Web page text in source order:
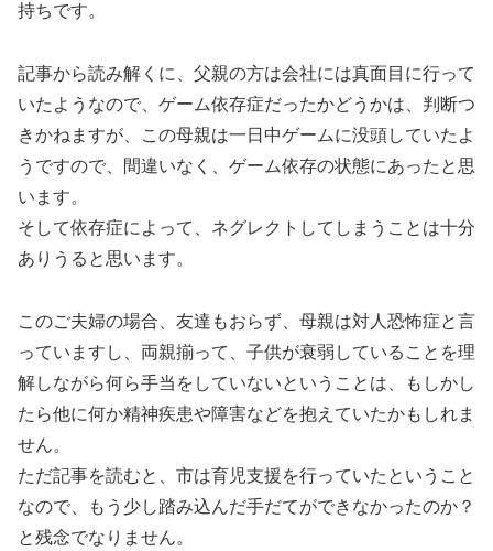
持ちです。
記事から読み解くに、父親の方は会社には真面目に行って
いたようなので、ゲーム依存症だったかどうかは、判断つ
きかねますが、この母親は一日中ゲームに没頭していたよ
うですので、間違いなく、ゲーム依存の状態にあったと思
います。
そして依存症によって、ネグレクトしてしまうことは十分
ありうると思います。
このご夫婦の場合、友達もおらず、母親は対人恐怖症と言
っていますし、両親揃って、子供が衰弱していることを理
解しながら何ら手当をしていないということは、もしかし
たら他に何か精神疾患や障害などを抱えていたかもしれま
せん。
ただ記事を読むと、市は育児支援を行っていたということ
なので、もう少し踏み込んだ手だてができなかったのか？
と残念でなりません。